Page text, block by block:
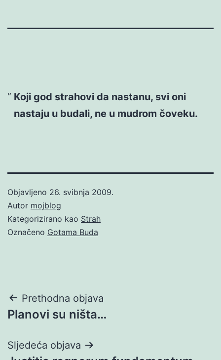
Koji god strahovi da nastanu, svi oni
nastaju u budali, ne u mudrom čoveku.
Objavljeno 26. svibnja 2009.
Autor mojblog
Kategorizirano kao Strah
Označeno Gotama Buda
Navigacija
objava
Prethodna objava
Planovi su ništa…
Sljedeća objava